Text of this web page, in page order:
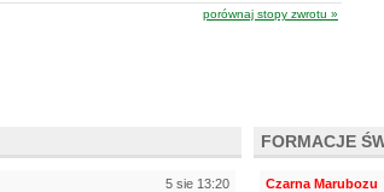
porównaj stopy zwrotu »
5 sie 13:20
FORMACJE
Czarna Marubozu